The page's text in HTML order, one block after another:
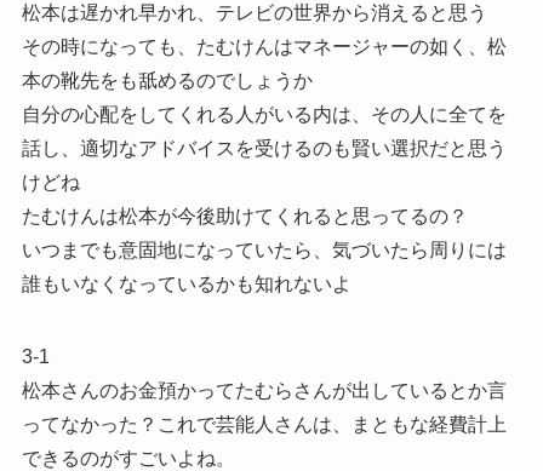
松本は遅かれ早かれ、テレビの世界から消えると思う
その時になっても、たむけんはマネージャーの如く、松
本の靴先をも舐めるのでしょうか
自分の心配をしてくれる人がいる内は、その人に全てを
話し、適切なアドバイスを受けるのも賢い選択だと思う
けどね
たむけんは松本が今後助けてくれると思ってるの？
いつまでも意固地になっていたら、気づいたら周りには
誰もいなくなっているかも知れないよ
3-1
松本さんのお金預かってたむらさんが出しているとか言
ってなかった？これで芸能人さんは、まともな経費計上
できるのがすごいよね。